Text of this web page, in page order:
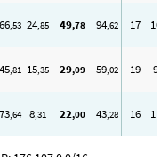
66,53 24,85 49,78 94,62 17 10
45,81 15,35 29,09 59,02 19 9
73,64 8,31 22,00 43,28 16 11